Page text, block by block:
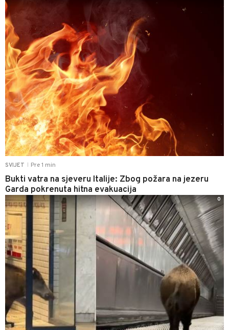
SVIJET Pre 1 min
Bukti vatra na sjeveru Italije: Zbog požara na jezeru
Garda pokrenuta hitna evakuacija
0